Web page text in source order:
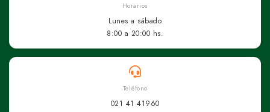
Horarios
Lunes a sábado
8:00 a 20:00 hs.
Teléfono
021 41 41960